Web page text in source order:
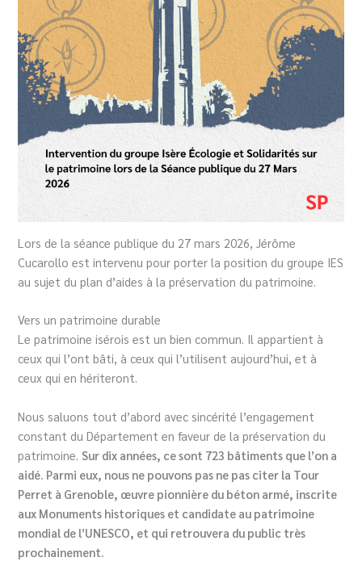
Lors de la séance publique du 27 mars 2026, Jérôme
Cucarollo est intervenu pour porter la position du groupe IES
au sujet du plan d’aides à la préservation du patrimoine.
Vers un patrimoine durable
Le patrimoine isérois est un bien commun. Il appartient à
ceux qui l’ont bâti, à ceux qui l’utilisent aujourd’hui, et à
ceux qui en hériteront.
Nous saluons tout d’abord avec sincérité l’engagement
constant du Département en faveur de la préservation du
patrimoine. Sur dix années, ce sont 723 bâtiments que l’on a
aidé. Parmi eux, nous ne pouvons pas ne pas citer la Tour
Perret à Grenoble, œuvre pionnière du béton armé, inscrite
aux Monuments historiques et candidate au patrimoine
mondial de l’UNESCO, et qui retrouvera du public très
prochainement.